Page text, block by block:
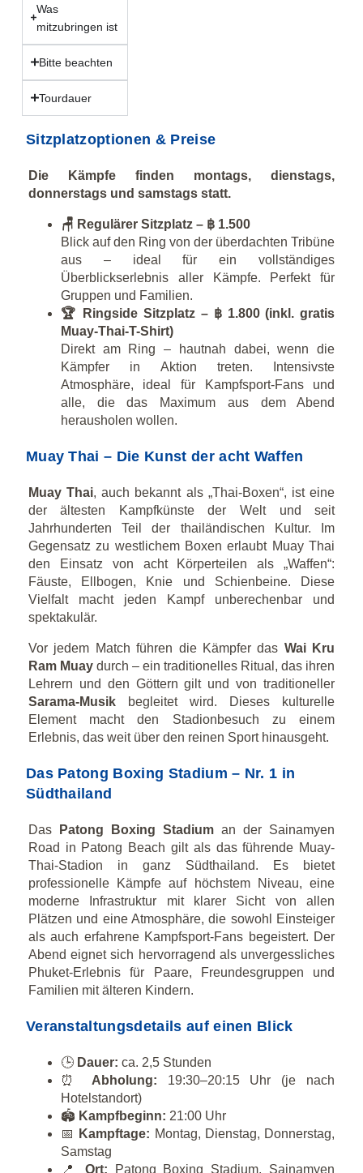
Was
mitzubringen ist
Bitte beachten
Tourdauer
Sitzplatzoptionen & Preise
Die Kämpfe finden montags, dienstags,
donnerstags und samstags statt.
🪑 Regulärer Sitzplatz – ฿ 1.500
Blick auf den Ring von der überdachten Tribüne
aus – ideal für ein vollständiges
Überblickserlebnis aller Kämpfe. Perfekt für
Gruppen und Familien.
🏆 Ringside Sitzplatz – ฿ 1.800 (inkl. gratis
Muay-Thai-T-Shirt)
Direkt am Ring – hautnah dabei, wenn die
Kämpfer in Aktion treten. Intensivste
Atmosphäre, ideal für Kampfsport-Fans und
alle, die das Maximum aus dem Abend
herausholen wollen.
Muay Thai – Die Kunst der acht Waffen
Muay Thai, auch bekannt als „Thai-Boxen“, ist eine
der ältesten Kampfkünste der Welt und seit
Jahrhunderten Teil der thailändischen Kultur. Im
Gegensatz zu westlichem Boxen erlaubt Muay Thai
den Einsatz von acht Körperteilen als „Waffen“:
Fäuste, Ellbogen, Knie und Schienbeine. Diese
Vielfalt macht jeden Kampf unberechenbar und
spektakulär.
Vor jedem Match führen die Kämpfer das Wai Kru
Ram Muaydurch – ein traditionelles Ritual, das ihren
Lehrern und den Göttern gilt und von traditioneller
Sarama-Musikbegleitet wird. Dieses kulturelle
Element macht den Stadionbesuch zu einem
Erlebnis, das weit über den reinen Sport hinausgeht.
Das Patong Boxing Stadium – Nr. 1 in
Südthailand
Das Patong Boxing Stadium an der Sainamyen
Road in Patong Beach gilt als das führende Muay-
Thai-Stadion in ganz Südthailand. Es bietet
professionelle Kämpfe auf höchstem Niveau, eine
moderne Infrastruktur mit klarer Sicht von allen
Plätzen und eine Atmosphäre, die sowohl Einsteiger
als auch erfahrene Kampfsport-Fans begeistert. Der
Abend eignet sich hervorragend als unvergessliches
Phuket-Erlebnis für Paare, Freundesgruppen und
Familien mit älteren Kindern.
Veranstaltungsdetails auf einen Blick
🕒 Dauer: ca. 2,5 Stunden
⏰ Abholung: 19:30–20:15 Uhr (je nach
Hotelstandort)
🏟️ Kampfbeginn: 21:00 Uhr
📅
Kampftage: Montag, Dienstag, Donnerstag,
Samstag
📍 Ort: Patong Boxing Stadium, Sainamyen